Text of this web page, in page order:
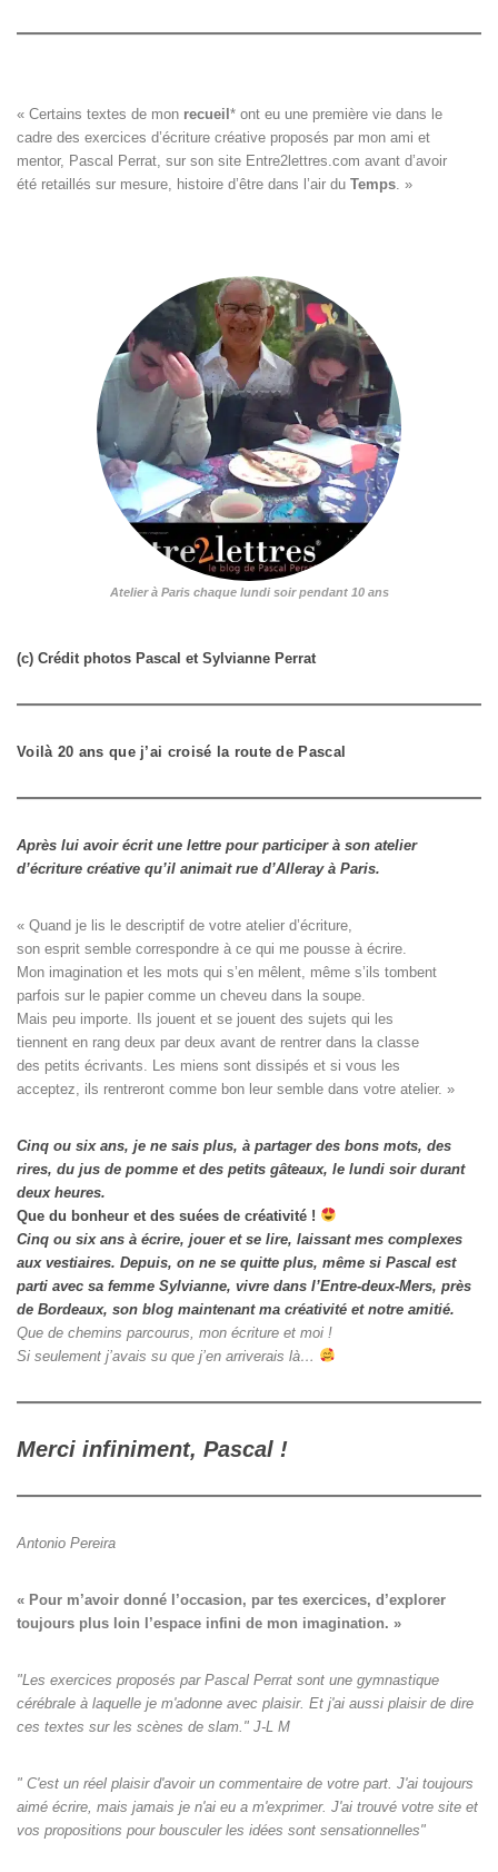
« Certains textes de mon recueil * ont eu une première vie dans le
cadre des exercices d’écriture créative proposés par mon ami et
mentor, Pascal Perrat, sur son site Entre2lettres.com avant d’avoir
été retaillés sur mesure, histoire d’être dans l’air du Temps . »
Atelier à Paris chaque lundi soir pendant 10 ans
(c) Crédit photos Pascal et Sylvianne Perrat
Voilà 20 ans que j’ai croisé la route de Pascal
Après lui avoir écrit une lettre pour participer à son atelier
d’écriture créative qu’il animait rue d’Alleray à Paris.
« Quand je lis le descriptif de votre atelier d’écriture,
son esprit semble correspondre à ce qui me pousse à écrire.
Mon imagination et les mots qui s’en mêlent, même s’ils tombent
parfois sur le papier comme un cheveu dans la soupe.
Mais peu importe. Ils jouent et se jouent des sujets qui les
tiennent en rang deux par deux avant de rentrer dans la classe
des petits écrivants. Les miens sont dissipés et si vous les
acceptez, ils rentreront comme bon leur semble dans votre atelier. »
Cinq ou six ans, je ne sais plus, à partager des bons mots, des
rires, du jus de pomme et des petits gâteaux, le lundi soir durant
deux heures.
Que du bonheur et des suées de créativité !
Cinq ou six ans à écrire, jouer et se lire, laissant mes complexes
aux vestiaires. Depuis, on ne se quitte plus, même si Pascal est
parti avec sa femme Sylvianne, vivre dans l’Entre-deux-Mers, près
de Bordeaux, son blog maintenant ma créativité et notre amitié.
Que de chemins parcourus, mon écriture et moi !
Si seulement j’avais su que j’en arriverais là…
Merci infiniment, Pascal !
Antonio Pereira
« Pour m’avoir donné l’occasion, par tes exercices, d’explorer
toujours plus loin l’espace infini de mon imagination. »
"Les exercices proposés par Pascal Perrat sont une gymnastique
cérébrale à laquelle je m'adonne avec plaisir. Et j'ai aussi plaisir de dire
ces textes sur les scènes de slam." J-L M
" C'est un réel plaisir d'avoir un commentaire de votre part. J'ai toujours
aimé écrire, mais jamais je n'ai eu a m'exprimer. J'ai trouvé votre site et
vos propositions pour bousculer les idées sont sensationnelles"